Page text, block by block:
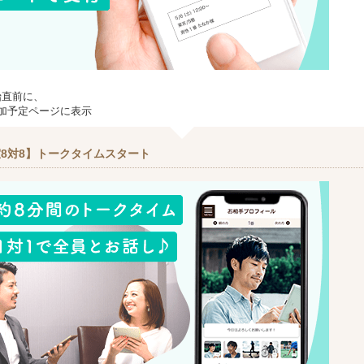
前に、
予定ページに表示
対8】トークタイムスタート